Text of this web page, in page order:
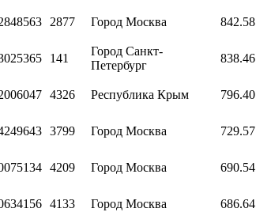
2877 Город Москва 842.58
141
Город Санкт-
Петербург
838.46
4326 Республика Крым 796.40
3799 Город Москва 729.57
4209 Город Москва 690.54
4133 Город Москва 686.64